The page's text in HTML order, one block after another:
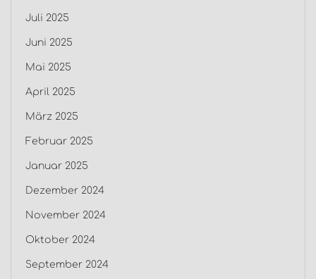
Juli 2025
Juni 2025
Mai 2025
April 2025
März 2025
Februar 2025
Januar 2025
Dezember 2024
November 2024
Oktober 2024
September 2024